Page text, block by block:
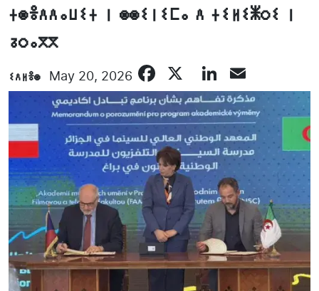
ⵜⵙⴻⴷⴷⴰⵡⵉⵜ ⵏ ⵙⵙⵉⵏⵉⵎⴰ ⴷ ⵜⵉⵍⵉⵥⵔⵉ ⵏ
ⵒⵔⴰⴳⴳ
ⵉⴷⵍⴻⵙ May 20, 2026 FacebookLinkedIn